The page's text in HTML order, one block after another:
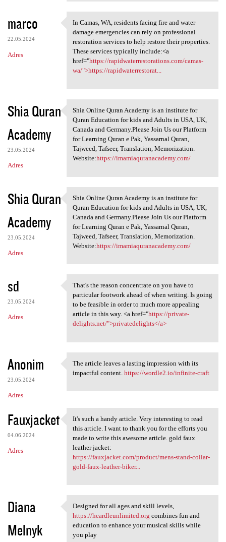
marco
22.05.2024
Adres
In Camas, WA, residents
In Camas, WA, residents facing fire and water
damage emergencies can rely on professional
restoration services to help restore their properties.
These services typically include:<a
href="https://rapidwaterrestorations.com/camas-
wa/">https://rapidwaterrestorat...
Shia Quran
Academy
23.05.2024
Adres
Shia Online Quran Academy is
Shia Online Quran Academy is an institute for
Quran Education for kids and Adults in USA, UK,
Canada and Germany.Please Join Us our Platform
for Learning Quran e Pak, Yassarnal Quran,
Tajweed, Tafseer, Translation, Memorization.
Website:https://imamiaquranacademy.com/
Shia Quran
Academy
23.05.2024
Adres
Shia Online Quran Academy is
Shia Online Quran Academy is an institute for
Quran Education for kids and Adults in USA, UK,
Canada and Germany.Please Join Us our Platform
for Learning Quran e Pak, Yassarnal Quran,
Tajweed, Tafseer, Translation, Memorization.
Website:https://imamiaquranacademy.com/
sd
23.05.2024
Adres
That's the reason concentrate
That's the reason concentrate on you have to
particular footwork ahead of when writing. Is going
to be feasible in order to much more appealing
article in this way. <a href="https://private-
delights.net/">privatedelights</a>
Anonim
23.05.2024
Adres
The article leaves a lasting
The article leaves a lasting impression with its
impactful content. https://wordle2.io/infinite-craft
Fauxjacket
04.06.2024
Adres
It's such a handy article.
It's such a handy article. Very interesting to read
this article. I want to thank you for the efforts you
made to write this awesome article. gold faux
leather jacket:
https://fauxjacket.com/product/mens-stand-collar-
gold-faux-leather-biker...
Diana
Melnyk
Designed for all ages and
Designed for all ages and skill levels,
https://heardleunlimited.org combines fun and
education to enhance your musical skills while
you play